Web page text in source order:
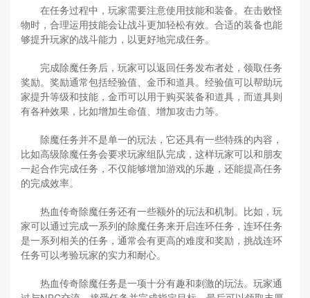
在任务过程中，玩家需要注意使用技能和装备。在击败怪
物时，合理运用技能会让战斗更加轻松有效。合适的装备也能
够提升玩家的战斗能力，以更好地完成任务。
完成除魔任务后，玩家可以返回任务发布者处，领取任务
奖励。奖励通常包括经验值、金币和道具。经验值可以帮助玩
家提升等级和技能，金币可以用于购买装备和道具，而道具则
有各种效果，比如增加生命值、增加攻击力等。
除魔任务并不是单一的玩法，它还具有一些特殊的内容，
比如高级除魔任务会要求玩家组队完成，这样玩家可以和朋友
一起合作完成任务，不仅能够增加游戏的乐趣，还能提高任务
的完成效率。
热血传奇除魔任务还有一些额外的玩法和机制。比如，玩
家可以通过完成一系列的除魔任务来开启连环任务，连环任务
是一系列相关的任务，通常会有更高的难度和奖励，挑战连环
任务可以考验玩家的实力和耐心。
热血传奇除魔任务是一项十分有趣和刺激的玩法。玩家通